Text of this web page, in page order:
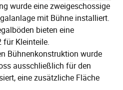
wurde eine zweigeschossige
mit Bühne installiert.
bieten eine
für Kleinteile.
Bühnenkonstruktion wurde
ausschließlich für den
eine zusätzliche Fläche